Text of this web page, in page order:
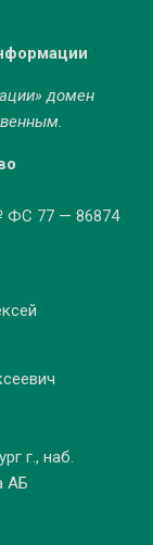
домен
ФС 77 — 86874
г., наб.
АБ